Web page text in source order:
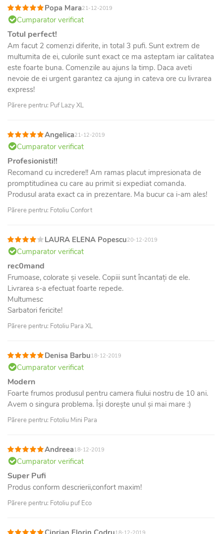
Popa Mara21-12-2019
Cumparator verificat
Totul perfect!
Am facut 2 comenzi diferite, in total 3 pufi. Sunt extrem de
multumita de ei, culorile sunt exact ce ma asteptam iar calitatea
este foarte buna. Comenzile au ajuns la timp. Daca aveti
nevoie de ei urgent garantez ca ajung in cateva ore cu livrarea
express!
Părere pentru: Puf Lazy XL
Angelica21-12-2019
Cumparator verificat
Profesionisti!!
Recomand cu incredere!! Am ramas placut impresionata de
promptitudinea cu care au primit si expediat comanda.
Produsul arata exact ca in prezentare. Ma bucur ca i-am ales!
Părere pentru: Fotoliu Confort
LAURA ELENA Popescu20-12-2019
Cumparator verificat
rec0mand
Frumoase, colorate și vesele. Copiii sunt încantați de ele.
Livrarea s-a efectuat foarte repede.
Multumesc
Sarbatori fericite!
Părere pentru: Fotoliu Para XL
Denisa Barbu18-12-2019
Cumparator verificat
Modern
Foarte frumos produsul pentru camera fiului nostru de 10 ani.
Avem o singura problema. Își dorește unul și mai mare :)
Părere pentru: Fotoliu Mini Para
Andreea18-12-2019
Cumparator verificat
Super Pufi
Produs conform descrierii,confort maxim!
Părere pentru: Fotoliu puf Eco
18-12-2019